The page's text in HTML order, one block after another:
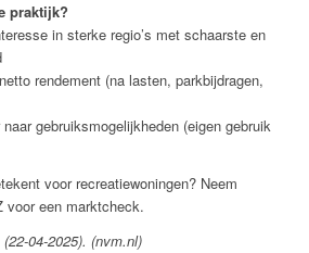
praktijk?
in sterke regio’s met schaarste en
rendement (na lasten, parkbijdragen,
gebruiksmogelijkheden (eigen gebruik
voor recreatiewoningen? Neem
een marktcheck.
04-2025). (nvm.nl)